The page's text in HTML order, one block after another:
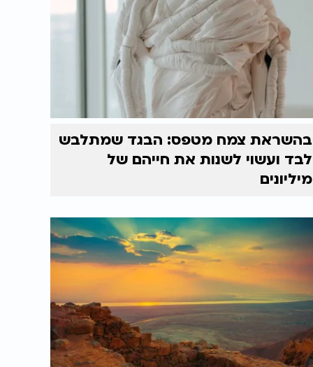
בהשראת צמח מטפס: הבגד שמתלבש
לבד ועשוי לשנות את חייהם של
מיליונים